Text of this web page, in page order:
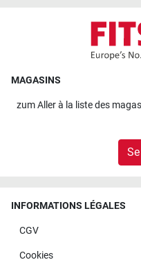
MAGASINS
zumAller à la liste des
INFORMATIONS LÉGALES
CGV
Cookies